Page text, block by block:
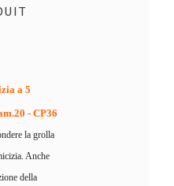
a 5
- CP36
la grolla
Anche
della